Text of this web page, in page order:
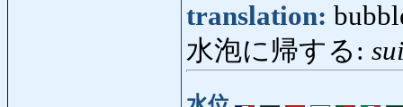
translation:
水泡に帰する: